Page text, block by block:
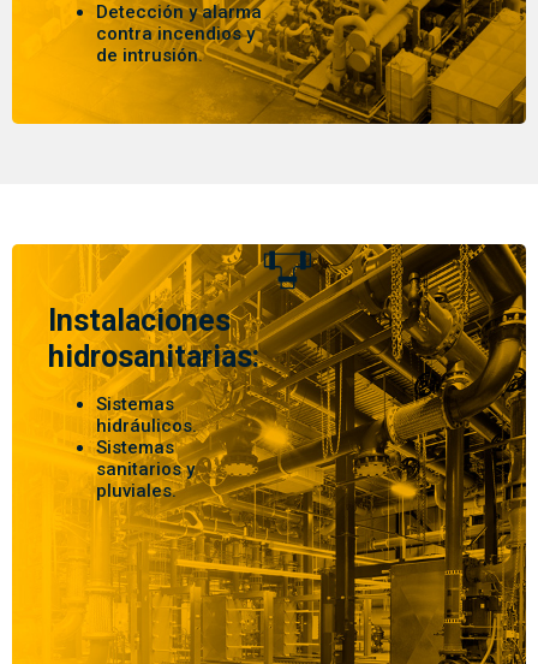
Detección y alarma
contra incendios y
de intrusión.
Instalaciones
hidrosanitarias:
Sistemas
hidráulicos.
Sistemas
sanitarios y
pluviales.